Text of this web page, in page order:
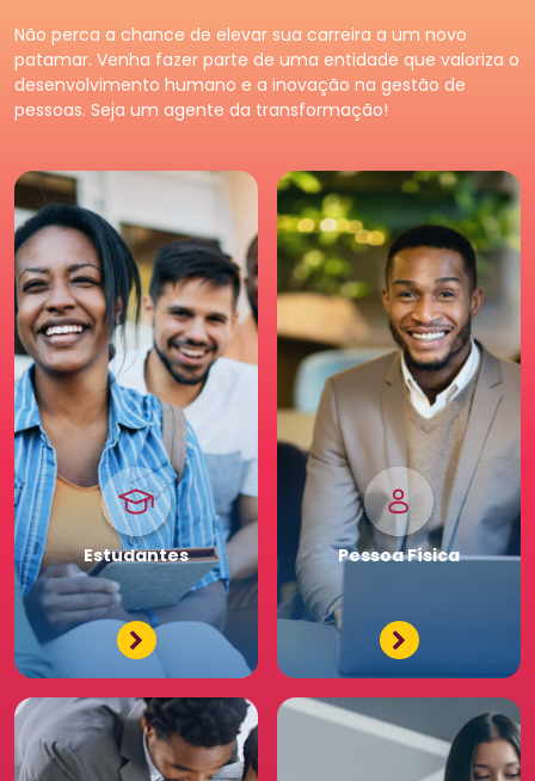
Não perca a chance de elevar sua carreira a um novo
patamar. Venha fazer parte de uma entidade que valoriza o
desenvolvimento humano e a inovação na gestão de
pessoas. Seja um agente da transformação!
Estudantes PessoaFísica
Premium
Tenha acessos exclusivos
e diferenciados da maior
comunidade de Recursos
Humanos. Conheça os
para a sua carreira.
Pessoa
Fortaleça o seu negócio e
faça parte da maior
comunidade de Recursos
Humanos. Conheças os
PessoaJurídica
Premium
Tenha acessos exclusivos
e diferenciados da maior
comunidade de Recursos
Humanos. Conheça os
benefícios diferenciados
para a sua equipe. Saia
na frente para o seu
negócio.